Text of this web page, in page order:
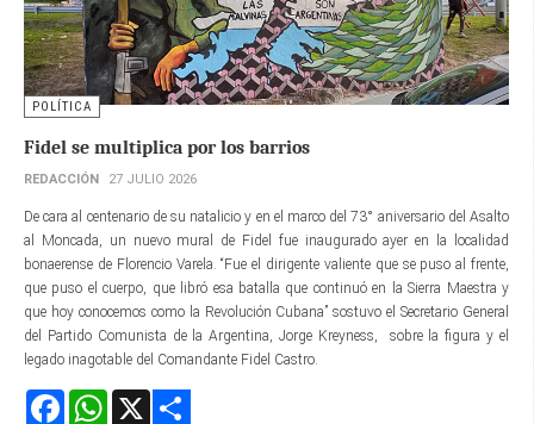
POLÍTICA
Fidel se multiplica por los barrios
REDACCIÓN 27 JULIO 2026
De cara al centenario de su natalicio y en el marco del 73° aniversario del Asalto
al Moncada, un nuevo mural de Fidel fue inaugurado ayer en la localidad
bonaerense de Florencio Varela. “Fue el dirigente valiente que se puso al frente,
que puso el cuerpo, que libró esa batalla que continuó en la Sierra Maestra y
que hoy conocemos como la Revolución Cubana” sostuvo el Secretario General
del Partido Comunista de la Argentina, Jorge Kreyness, sobre la figura y el
legado inagotable del Comandante Fidel Castro.
FacebookWhatsApp